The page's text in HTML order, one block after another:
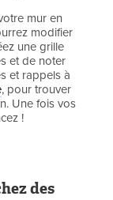
mur en
modifier
une grille
et de noter
et rappels à
, pour trouver
Une fois vos
!
des